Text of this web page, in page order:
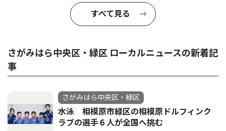
すべて見る
さがみはら中央区・緑区 ローカルニュースの新着記
事
さがみはら中央区・緑区
水泳 相模原市緑区の相模原ドルフィンク
ラブの選手６人が全国へ挑む